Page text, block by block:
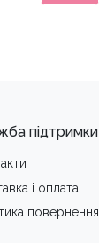
підтримки
i оплата
повернення